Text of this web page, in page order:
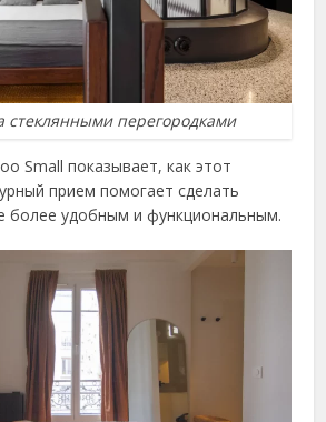
стеклянными перегородками
Small показывает, как этот
прием помогает сделать
более удобным и функциональным.